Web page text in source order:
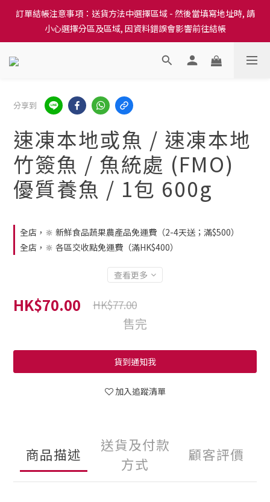
訂單結帳注意事項：送貨方法中選擇區域 - 然後當填寫地址時, 請
小心選擇分區及區域, 因資料錯誤會影響前往結帳
訂單結帳注意事項：送貨方法中選擇區域 - 然後當填寫地址時, 請
小心選擇分區及區域, 因資料錯誤會影響前往結帳
隆重推出本地培育田香雞、金棠雞、粵皇鷄及平原雞等，想食靚雞
訂單結帳注意事項：送貨方法中選擇區域 - 然後當填寫地址時, 請
小心選擇分區及區域, 因資料錯誤會影響前往結帳
分享到
速凍本地或魚 / 速凍本地
竹簽魚 / 魚統處 (FMO)
優質養魚 / 1包 600g
全店，🔆 新鮮食品蔬果農產品免運費（2-4天送；滿$500）
全店，🔆 各區交收點免運費（滿HK$400）
查看更多
HK$70.00 HK$77.00
售完
貨到通知我
加入追蹤清單
商品描述
送貨及付款
方式
顧客評價